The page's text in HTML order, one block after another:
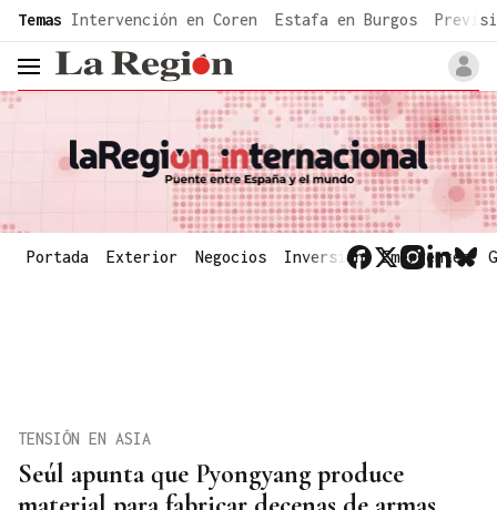
common.go-to-content
Temas Intervención en Coren Estafa en Burgos
header.menu.open
Portada Exterior Negocios Inversión Emergentes
Seúl apunta que Pyongyang produce
TENSIÓN EN ASIA